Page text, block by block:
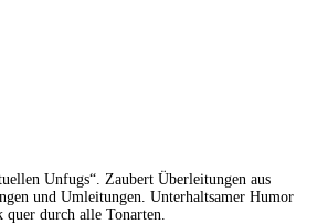
Unfugs“. Zaubert Überleitungen aus
und Umleitungen. Unterhaltsamer Humor
durch alle Tonarten.